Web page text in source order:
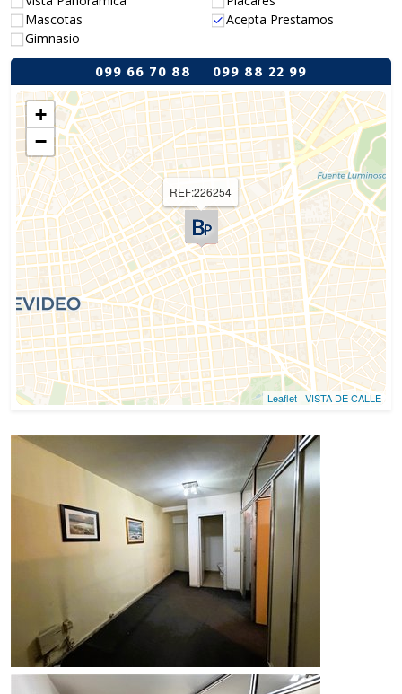
Mascotas
Acepta Prestamos
Gimnasio
099 66 70 88 099 88 22 99
REF:226254
+
−
Leaflet | VISTA DE CALLE